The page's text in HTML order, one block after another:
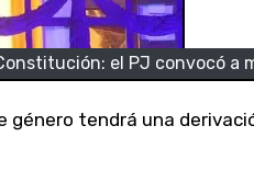
el PJ convocó